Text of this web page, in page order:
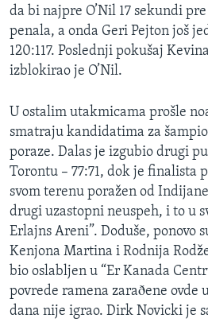
da bi najpre O’Nil 17 sekundi
penala, a onda Geri Pejton još
120:117. Poslednji pokušaj
izblokirao je O’Nil.
U ostalim utakmicama prošle
smatraju kandidatima za
poraze. Dalas je izgubio drugi
Torontu – 77:71, dok je finalista
svom terenu poražen od
drugi uzastopni neuspeh, i to u
Erlajns Areni”. Doduše, ponovo
Kenjona Martina i Rodnija
bio oslabljen u “Er Kanada
povrede ramena zaraðene ovde
dana nije igrao. Dirk Novicki je